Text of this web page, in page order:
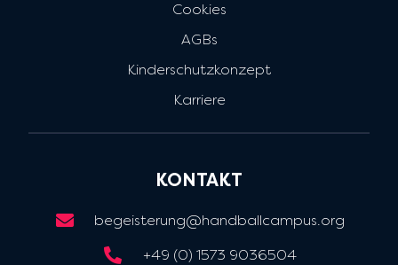
Cookies
AGBs
Kinderschutzkonzept
Karriere
KONTAKT
begeisterung@handballcampus.org
+49 (0) 1573 9036504